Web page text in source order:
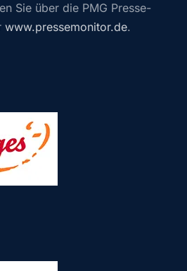
Sie über die PMG Presse-
www.pressemonitor.de.